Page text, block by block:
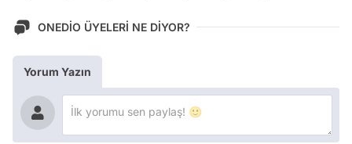
ONEDİO ÜYELERİ NE DİYOR?
Yorum Yazın